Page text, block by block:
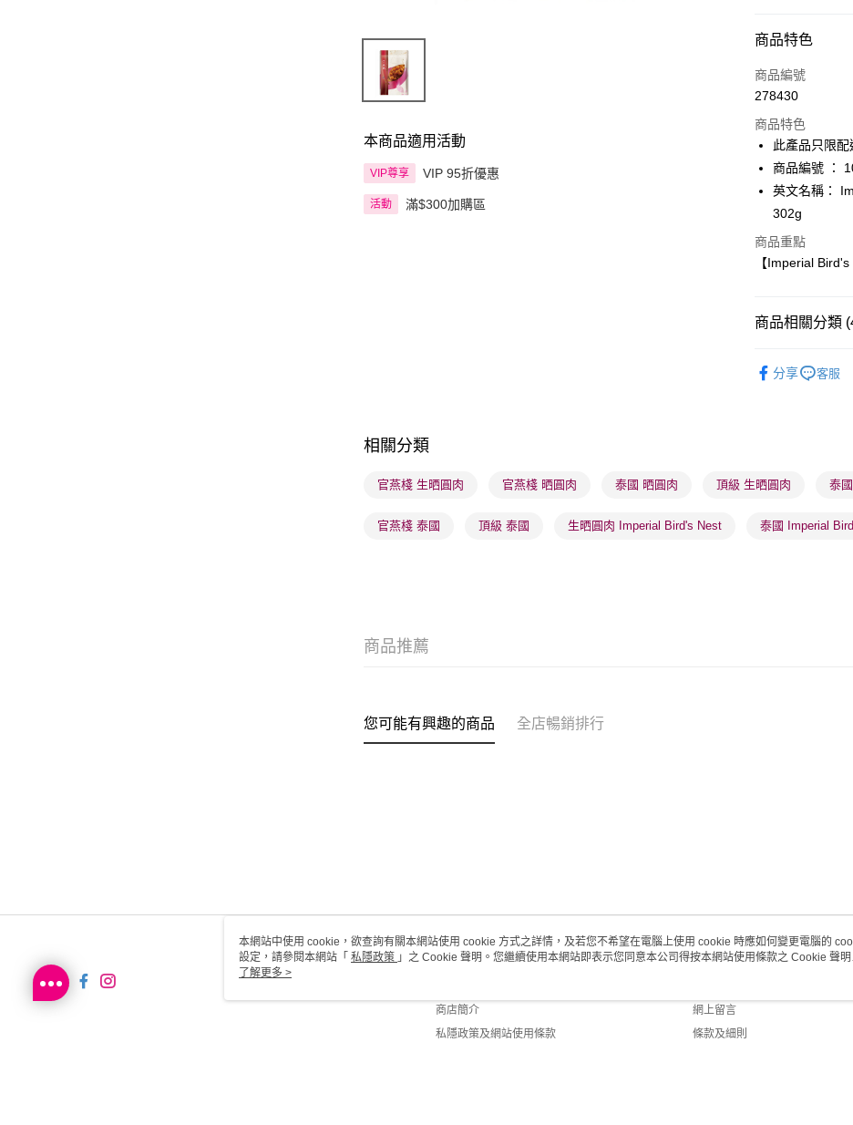
本商品適用活動
VIP尊享 VIP 95折優惠
活動 滿$300加購區
付款方式
信用卡
AlipayHK
PayMe
WeChat Pay
BoC Pay
順豐自助櫃 - 確
(香港門市) 只顯
商品特色
商品編號
278430
商品特色
此產品只限配
商品編號 ：
英文名稱：
302g
商品重點
【Imperial
商品相關分類
分享 客服
相關分類
官燕棧 生晒圓肉 官燕棧 晒圓肉 泰國 晒圓肉 頂級 生晒圓肉 泰
官燕棧 泰國 頂級 泰國 生晒圓肉 Imperial Bird's Nest 泰國 Imperial
商品推薦
您可能有興趣的商品 全店暢銷排行
關於我們
商店簡介
私隱政策及網站使用條款
客戶服務
網上留言
條款及細則
本網站中使用 cookie，欲查詢有關本網站使用 cookie 方式之詳情，及若您不希望在電腦上使用 cookie 時應如何變更電腦的
設定，請參閱本網站「 私隱政策 」之 Cookie 聲明。您繼續使用本網站即表示您同意本公司得按本網站使用條款之 Cookie 聲明
用 cookie。
了解更多 >